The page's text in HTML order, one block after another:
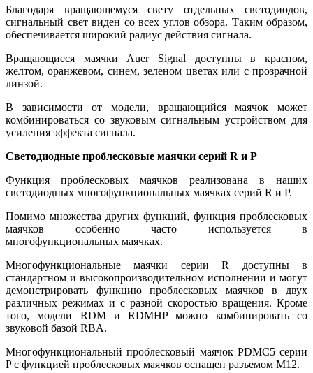
Благодаря вращающемуся свету отдельных светодиодов,
сигнальный свет виден со всех углов обзора. Таким образом,
обеспечивается широкий радиус действия сигнала.
Вращающиеся маячки Auer Signal доступны в красном,
желтом, оранжевом, синем, зеленом цветах или с прозрачной
линзой.
В зависимости от модели, вращающийся маячок может
комбинироваться со звуковым сигнальным устройством для
усиления эффекта сигнала.
Светодиодные проблесковые маячки серий R и P
Функция проблесковых маячков реализована в наших
светодиодных многофункциональных маячках серий R и P.
Помимо множества других функций, функция проблесковых
маячков особенно часто используется в
многофункциональных маячках.
Многофункциональные маячки серии R доступны в
стандартном и высокопроизводительном исполнении и могут
демонстрировать функцию проблесковых маячков в двух
различных режимах и с разной скоростью вращения. Кроме
того, модели RDM и RDMHP можно комбинировать со
звуковой базой RBA.
Многофункциональный проблесковый маячок PDMC5 серии
P с функцией проблесковых маячков оснащен разъемом M12.